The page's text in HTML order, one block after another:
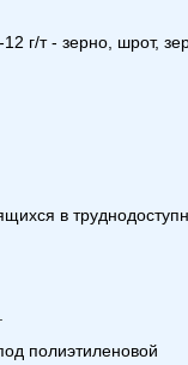
г/т - зерно, шрот,
в
полиэтиленовой